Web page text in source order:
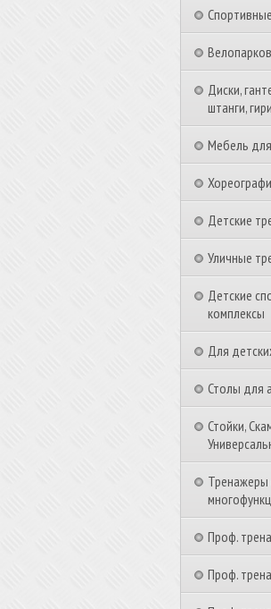
Диски,
штанги, гири
Мебель
Детские
Уличные
Детские
комплексы
Для
Столы для
Стойки,
Тренажеры
Проф.
Проф.